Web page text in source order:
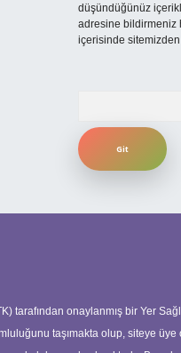
düşündüğünüz
adresine bildirmeniz
içerisinde sitemizden
onaylanmış bir Yer
taşımakta olup, siteye